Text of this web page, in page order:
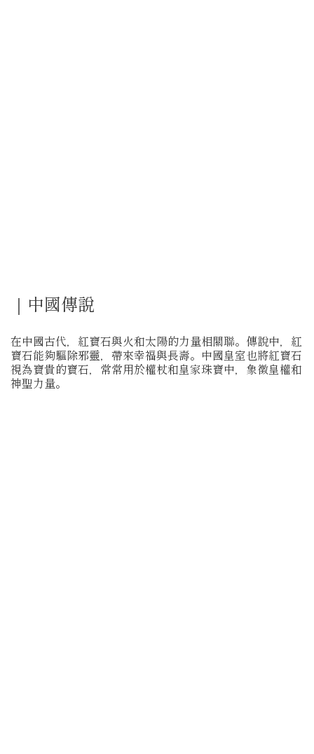
｜中國傳說
在中國古代，紅寶石與火和太陽的力量相關聯。傳說中，紅
寶石能夠驅除邪靈，帶來幸福與長壽。中國皇室也將紅寶石
視為寶貴的寶石，常常用於權杖和皇家珠寶中，象徵皇權和
神聖力量。